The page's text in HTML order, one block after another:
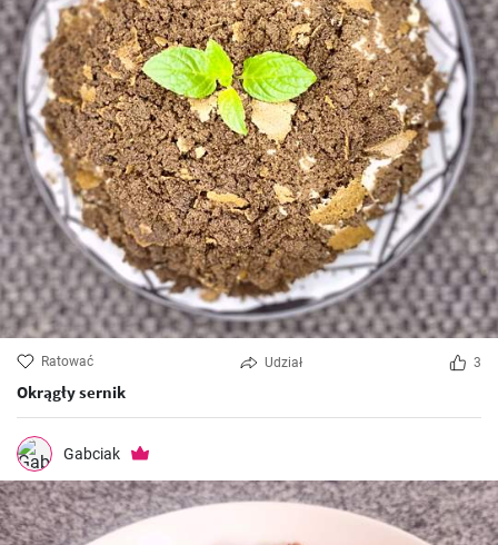
Ratować Udział 3
Okrągły sernik
Gabciak